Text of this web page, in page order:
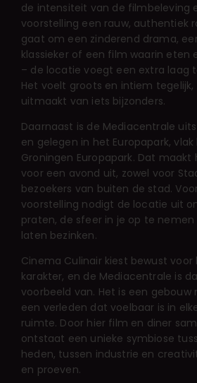
de intensiteit van de filmbeleving
voorstelling een rauw, authentiek
gaat om een zinderend drama,
klassieker of een film waarin eten
– de locatie voegt een extra laag
Het voelt groots en intiem tegelijk,
uitmaakt van iets bijzonders.
Daarnaast is de Mediacentrale
en gelegen in het Europapark,
Groningen Europapark. Dat
voor een avond uit, zowel voor
bezoekers van buiten de stad.
voorstelling nodigt de locatie uit
praten, de sfeer in je op te
laten bezinken.
Cinema Culinair kiest bewust
karakter, en de Mediacentrale is
voorbeeld van. Het is een gebouw
een verleden dat voelbaar is in
ruimte. Door hier film en diner
ontstaat een unieke symbiose
heden, tussen industrie en
en proeven.